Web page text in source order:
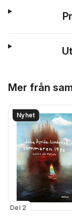
Mer från
Nyhet
Del 2